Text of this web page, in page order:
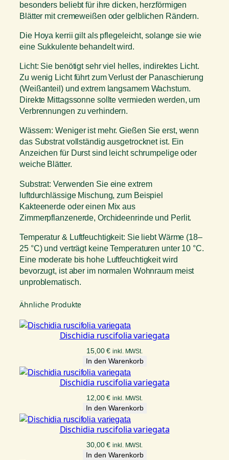
besonders beliebt für ihre dicken, herzförmigen
Blätter mit cremeweißen oder gelblichen Rändern.
Die Hoya kerrii gilt als pflegeleicht, solange sie wie
eine Sukkulente behandelt wird.
Licht: Sie benötigt sehr viel helles, indirektes Licht.
Zu wenig Licht führt zum Verlust der Panaschierung
(Weißanteil) und extrem langsamem Wachstum.
Direkte Mittagssonne sollte vermieden werden, um
Verbrennungen zu verhindern.
Wässern: Weniger ist mehr. Gießen Sie erst, wenn
das Substrat vollständig ausgetrocknet ist. Ein
Anzeichen für Durst sind leicht schrumpelige oder
weiche Blätter.
Substrat: Verwenden Sie eine extrem
luftdurchlässige Mischung, zum Beispiel
Kakteenerde oder einen Mix aus
Zimmerpflanzenerde, Orchideenrinde und Perlit.
Temperatur & Luftfeuchtigkeit: Sie liebt Wärme (18–
25 °C) und verträgt keine Temperaturen unter 10 °C.
Eine moderate bis hohe Luftfeuchtigkeit wird
bevorzugt, ist aber im normalen Wohnraum meist
unproblematisch.
Ähnliche Produkte
Dischidia ruscifolia variegata
15,00€ inkl. MWSt.
In den Warenkorb
Dischidia ruscifolia variegata
12,00€ inkl. MWSt.
In den Warenkorb
Dischidia ruscifolia variegata
30,00€ inkl. MWSt.
In den Warenkorb